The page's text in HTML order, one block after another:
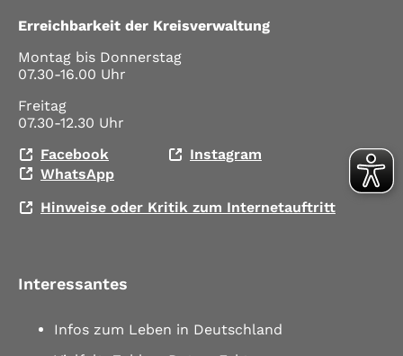
Erreichbarkeit der Kreisverwaltung
Montag bis Donnerstag
07.30-16.00 Uhr
Freitag
07.30-12.30 Uhr
Facebook
Instagram
WhatsApp
Hinweise oder Kritik zum Internetauftritt
Interessantes
Infos zum Leben in Deutschland